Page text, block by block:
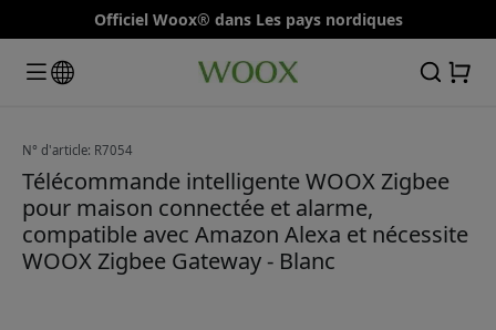
Officiel Woox® dans Les pays nordiques
N° d'article: R7054
Télécommande intelligente WOOX Zigbee
pour maison connectée et alarme,
compatible avec Amazon Alexa et nécessite
WOOX Zigbee Gateway - Blanc